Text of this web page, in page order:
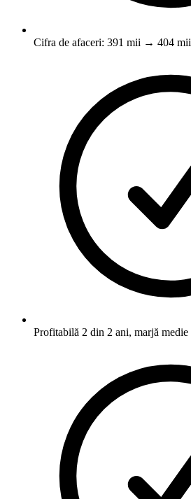
Cifra de afaceri: 391 mii → 404
Profitabilă 2 din 2 ani, marjă medie